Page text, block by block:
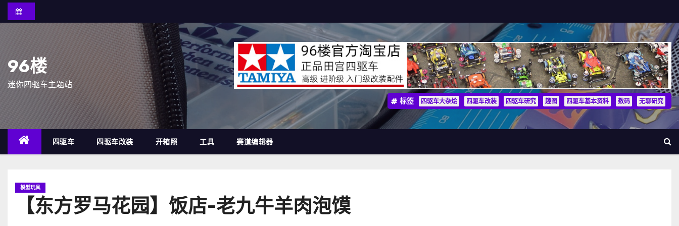
至
96楼
迷你四驱车主题站
标签 四驱车大杂烩 四驱车改装 四驱车研究 趣图 四驱车基本资料 数码 无聊研究
四驱车 四驱车改装 开箱照 工具 赛道编辑器
模型玩具
【东方罗马花园】饭店-老九牛羊肉泡馍